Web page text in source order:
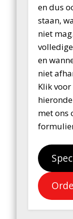
en dus
staan,
niet
en
niet
Klik
met ons